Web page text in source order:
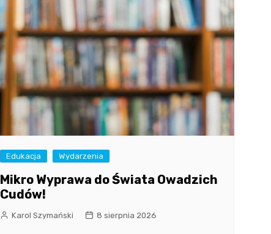
Edukacja Wydarzenia
Mikro Wyprawa do Świata Owadzich
Cudów!
Karol Szymański 8 sierpnia 2026